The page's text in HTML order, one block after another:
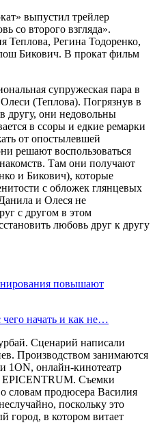
выпустил трейлер
со второго взгляда».
Теплова, Регина Тодоренко,
Бикович. В прокат фильм
супружеская пара в
(Теплова). Погрязнув в
другу, они недовольны
в ссоры и едкие ремарки
от опостылевшей
решают воспользоваться
Там они получают
и Бикович), которые
с обложек глянцевых
и Олеся не
с другом в этом
любовь друг к другу
повышают
начать и как не…
Сценарий написали
Производством занимаются
1ON, онлайн-кинотеатр
EPICENTRUM. Съемки
продюсера Василия
поскольку это
город, в котором витает